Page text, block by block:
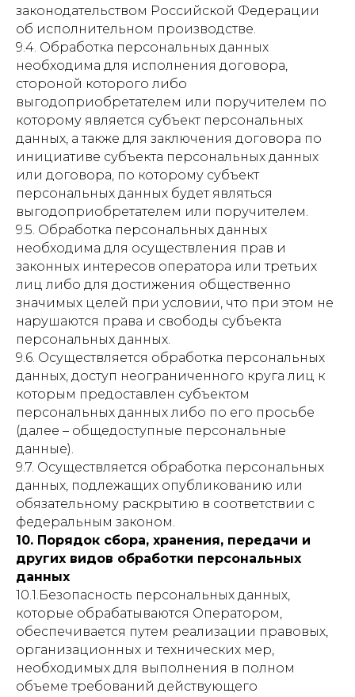
законодательством Российской Федерации
об исполнительном производстве.
9.4. Обработка персональных данных
необходима для исполнения договора,
стороной которого либо
выгодоприобретателем или поручителем по
которому является субъект персональных
данных, а также для заключения договора по
инициативе субъекта персональных данных
или договора, по которому субъект
персональных данных будет являться
выгодоприобретателем или поручителем.
9.5. Обработка персональных данных
необходима для осуществления прав и
законных интересов оператора или третьих
лиц либо для достижения общественно
значимых целей при условии, что при этом не
нарушаются права и свободы субъекта
персональных данных.
9.6. Осуществляется обработка персональных
данных, доступ неограниченного круга лиц к
которым предоставлен субъектом
персональных данных либо по его просьбе
(далее – общедоступные персональные
данные).
9.7. Осуществляется обработка персональных
данных, подлежащих опубликованию или
обязательному раскрытию в соответствии с
федеральным законом.
10. Порядок сбора, хранения, передачи и
других видов обработки персональных
данных
10.1.Безопасность персональных данных,
которые обрабатываются Оператором,
обеспечивается путем реализации правовых,
организационных и технических мер,
необходимых для выполнения в полном
объеме требований действующего